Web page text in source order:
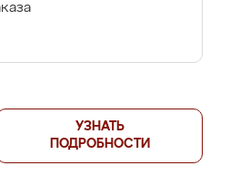
УЗНАТЬ
ПОДРОБНОСТИ